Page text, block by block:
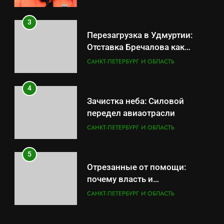
3
Перезагрузка в Удмуртии:
Отставка Бречалова как
результат управленческих
САНКТ-ПЕТЕРБУРГ И ОБЛАСТЬ
4
Зачистка неба: Силовой
передел авиаотрасли
САНКТ-ПЕТЕРБУРГ И ОБЛАСТЬ
5
Отрезанные от помощи:
почему власть и
маркетплейсы «умывают
САНКТ-ПЕТЕРБУРГ И ОБЛАСТЬ